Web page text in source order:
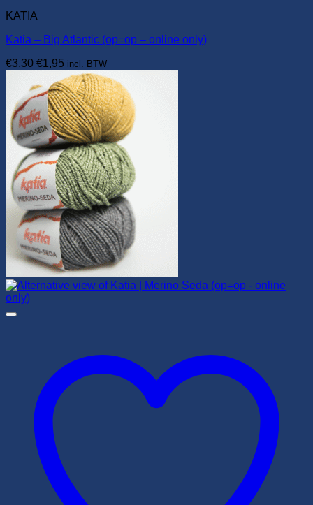
KATIA
Katia – Big Atlantic (op=op – online only)
€3,30 Oorspronkelijke
was:
€3,30.
€1,95 Huidige
prijs
is:
€1,95.
incl. BTW